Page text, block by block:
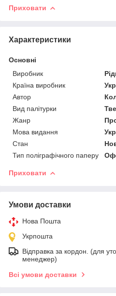
Приховати
Характеристики
Основні
Виробник
Країна виробник
Автор
Вид палітурки
Жанр
Мова видання
Стан
Тип поліграфічного паперу
Приховати
Умови доставки
Нова Пошта
Укрпошта
Відправка за кордон. (для
менеджер)
Всі умови доставки